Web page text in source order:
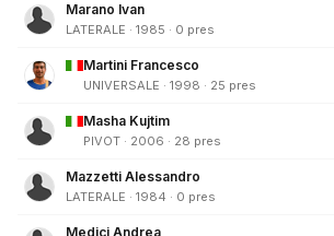
Marano Ivan
LATERALE · 1985 · 0 pres
Martini Francesco
UNIVERSALE · 1998 · 25 pres
Masha Kujtim
PIVOT · 2006 · 28 pres
Mazzetti Alessandro
LATERALE · 1984 · 0 pres
Medici Andrea